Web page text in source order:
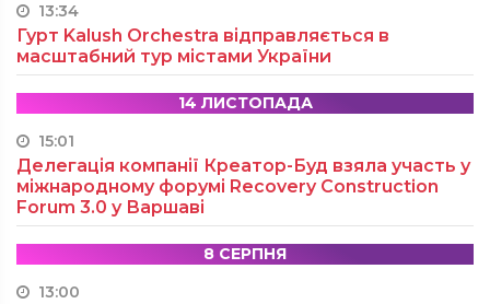
13:34
Гурт Kalush Orchestra відправляється в
масштабний тур містами України
14 ЛИСТОПАДА
15:01
Делегація компанії Креатор-Буд взяла участь у
міжнародному форумі Recovery Construction
Forum 3.0 у Варшаві
8 СЕРПНЯ
13:00